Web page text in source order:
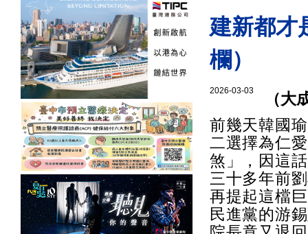
建新都才
欄）
2026-03-03
（大
前幾天韓國
二選擇為仁
煞」，因這
三十多年前
再提起這檔
民進黨的游